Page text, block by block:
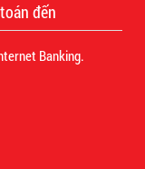
đến
Banking.